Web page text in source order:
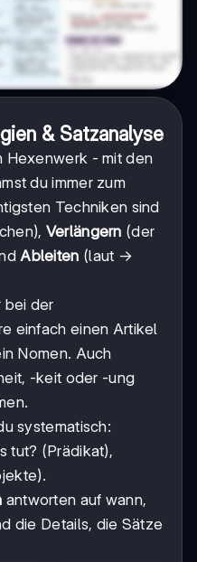
& Satzanalyse
Hexenwerk - mit den
du immer zum
Techniken sind
Verlängern (der
Ableiten (laut →
bei der
einfach einen Artikel
Nomen. Auch
-keit oder -ung
systematisch:
tut? (Prädikat),
antworten auf wann,
die Details, die Sätze